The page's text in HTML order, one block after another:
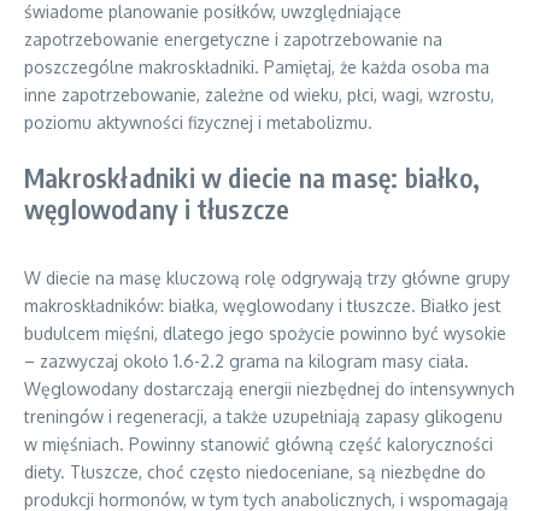
świadome planowanie posiłków, uwzględniające
zapotrzebowanie energetyczne i zapotrzebowanie na
poszczególne makroskładniki. Pamiętaj, że każda osoba ma
inne zapotrzebowanie, zależne od wieku, płci, wagi, wzrostu,
poziomu aktywności fizycznej i metabolizmu.
Makroskładniki w diecie na masę: białko,
węglowodany i tłuszcze
W diecie na masę kluczową rolę odgrywają trzy główne grupy
makroskładników: białka, węglowodany i tłuszcze. Białko jest
budulcem mięśni, dlatego jego spożycie powinno być wysokie
– zazwyczaj około 1.6-2.2 grama na kilogram masy ciała.
Węglowodany dostarczają energii niezbędnej do intensywnych
treningów i regeneracji, a także uzupełniają zapasy glikogenu
w mięśniach. Powinny stanowić główną część kaloryczności
diety. Tłuszcze, choć często niedoceniane, są niezbędne do
produkcji hormonów, w tym tych anabolicznych, i wspomagają